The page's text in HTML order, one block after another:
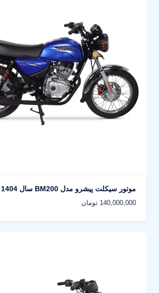
موتور سیکلت پیشرو مدل BM200 سال 1404
140,000,000 تومان